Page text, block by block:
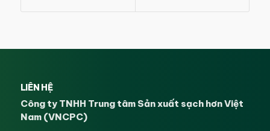
LIÊN HỆ
Công ty TNHH Trung tâm Sản xuất sạch hơn Việt
Nam (VNCPC)